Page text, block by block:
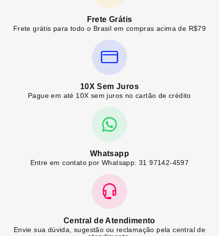
Frete Grátis
Frete grátis para todo o Brasil em compras acima de R$79
10X Sem Juros
Pague em até 10X sem juros no cartão de crédito
Whatsapp
Entre em contato por Whatsapp: 31 97142-4597
Central de Atendimento
Envie sua dúvida, sugestão ou reclamação pela central de